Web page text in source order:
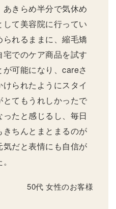
きらめ半分で気休め
て美容院に行ってい
れるままに、縮毛矯
でのケア商品を試す
可能になり、careさ
られたようにスタイ
てもうれしかったで
たと感じるし、毎日
ちんとまとまるのが
だと表情にも自信が
50代 女性のお客様